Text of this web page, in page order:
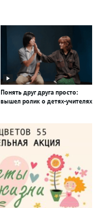
Понять друг друга просто:
вышел ролик о детях-учителях